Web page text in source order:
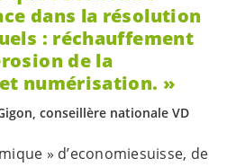
dans la résolution
: réchauffement
de la
numérisation.
conseillère nationale VD
» d’economiesuisse, de